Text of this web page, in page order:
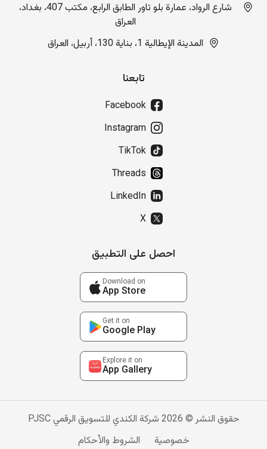
شارع الرواد، عمارة بلو تاور الطابق الرابع، مكتب 407، بغداد،
العراق
المدينة الإيطالية 1، بناية 130، أربيل، العراق
تابعنا
Facebook
Instagram
TikTok
Threads
LinkedIn
X
احصل على التطبيق
Download on
App Store
Get it on
Google Play
Explore it on
App Gallery
حقوق النشر © 2026 شركة الكندي للتسويق الرقمي PJSC
خصوصية
الشروط والأحكام